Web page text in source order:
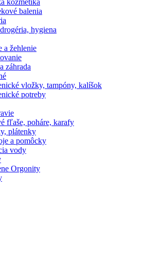
kozmetika
balenia
hygiena
a žehlenie
záhrada
vložky, tampóny, kalíšok
potreby
fľaše, poháre, karafy
plátenky
a pomôcky
vody
Orgonity